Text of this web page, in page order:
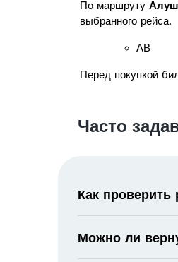
По маршруту
выбранного рейса.
АВ
Перед покупкой
Часто
Как
Можно ли